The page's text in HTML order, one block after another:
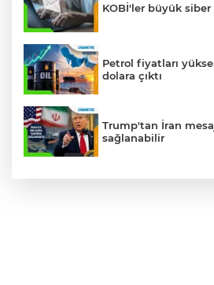
KOBİ'ler büyük siber
Petrol fiyatları
dolara çıktı
Trump'tan İran
sağlanabilir